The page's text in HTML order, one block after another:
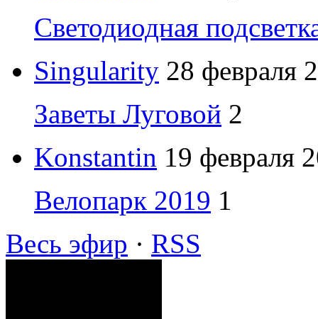
Светодиодная
Singularity 28 февраля
Заветы Луговой 2
Konstantin 19 февраля
Велопарк 2019 1
Весь эфир · RSS